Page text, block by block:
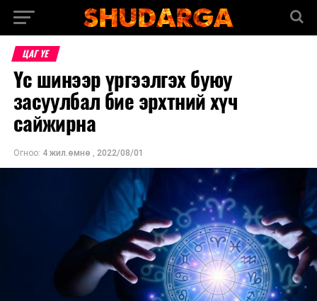
ЦАГ ҮЕ
Үс шинээр үргээлгэх буюу
засуулбал бие эрхтний хүч
сайжирна
Огноо: 4 жил.өмнө , 2022/08/01